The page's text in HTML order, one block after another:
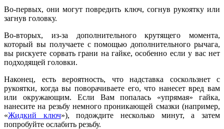
Во-первых, они могут повредить ключ, согнув рукоятку или
загнув головку.
Во-вторых, из-за дополнительного крутящего момента,
который вы получаете с помощью дополнительного рычага,
вы рискуете сорвать грани на гайке, особенно если у вас нет
подходящей головки.
Наконец, есть вероятность, что надставка соскользнет с
рукоятки, когда вы поворачиваете его, что нанесет вред вам
или окружающим. Если Вам попалась «упрямая» гайка,
нанесите на резьбу немного проникающей смазки (например,
«Жидкий ключ»), подождите несколько минут, а затем
попробуйте ослабить резьбу.